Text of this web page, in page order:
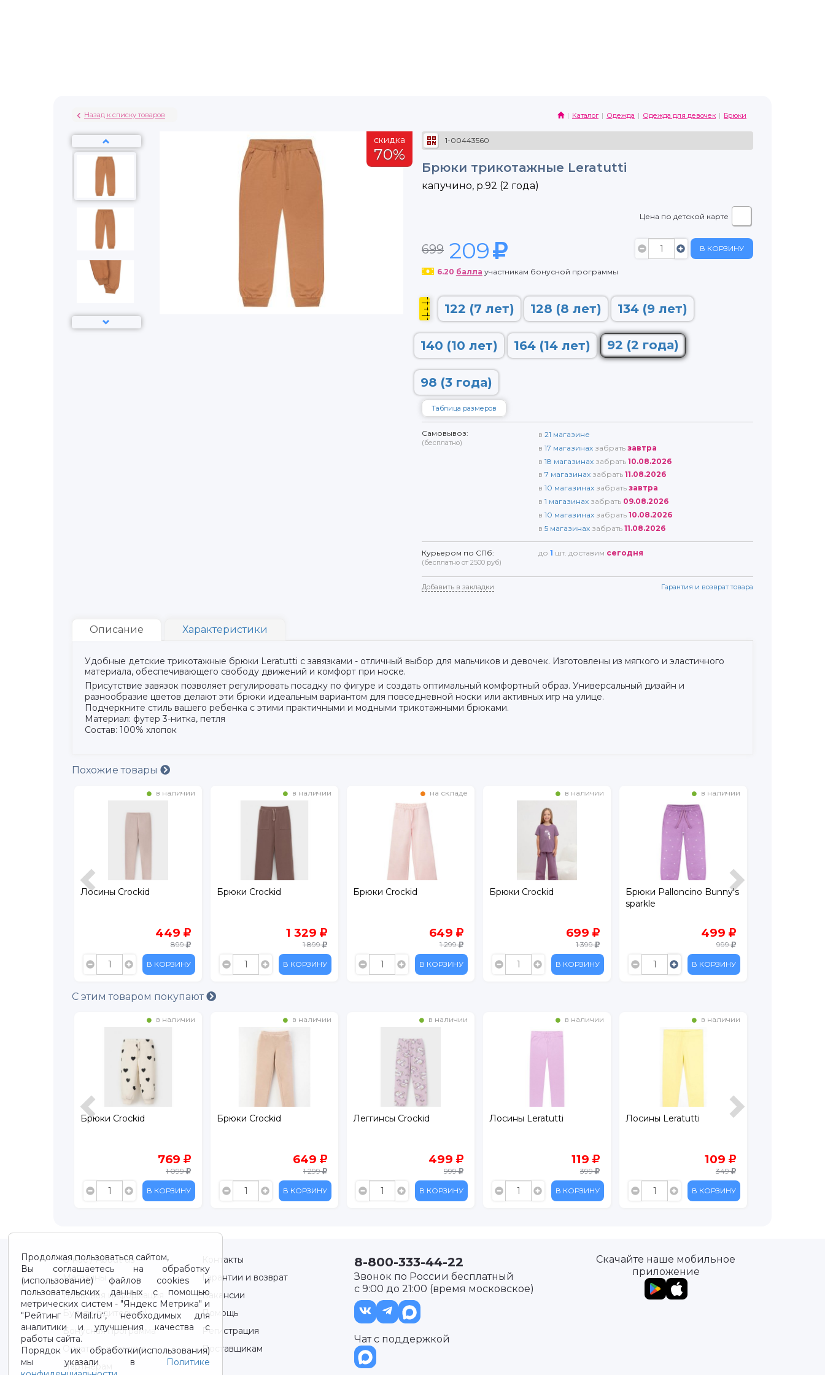
Назад к списку товаров Каталог Одежда Одежда для девочек Брюки
скидка
70%
1-00443560
Брюки трикотажные Leratutti
капучино, р.92 (2 года)
Цена по детской карте
699 209 В КОРЗИНУ
6.20 балла участникам бонусной программы
122 (7 лет) 128 (8 лет) 134 (9 лет)
140 (10 лет) 164 (14 лет) 92 (2 года)
98 (3 года)
Таблица размеров
Самовывоз:
(бесплатно)
в 21 магазине
в 17 магазинах забрать завтра
в 18 магазинах забрать 10.08.2026
в 7 магазинах забрать 11.08.2026
в 10 магазинах забрать завтра
в 1 магазинах забрать 09.08.2026
в 10 магазинах забрать 10.08.2026
в 5 магазинах забрать 11.08.2026
Курьером по СПб:
(бесплатно от 2500 руб)
до 1 шт. доставим сегодня
Добавить в закладки Гарантия и возврат товара
Описание Характеристики
Удобные детские трикотажные брюки Leratutti с завязками - отличный выбор для мальчиков и девочек. Изготовлены из мягкого и эластичного
материала, обеспечивающего свободу движений и комфорт при носке.
Присутствие завязок позволяет регулировать посадку по фигуре и создать оптимальный комфортный образ. Универсальный дизайн и
разнообразие цветов делают эти брюки идеальным вариантом для повседневной носки или активных игр на улице.
Подчеркните стиль вашего ребенка с этими практичными и модными трикотажными брюками.
Материал: футер 3-нитка, петля
Состав: 100% хлопок
Похожие товары
в наличии
Лосины Crockid
449
899
В КОРЗИНУ
в наличии
Брюки Crockid
1 329
1 899
В КОРЗИНУ
на складе
Брюки Crockid
649
1 299
В КОРЗИНУ
в наличии
Брюки Crockid
699
1 399
В КОРЗИНУ
в наличии
Брюки Palloncino Bunny's
sparkle
499
999
В КОРЗИНУ
С этим товаром покупают
в наличии
Брюки Crockid
769
1 099
В КОРЗИНУ
в наличии
Брюки Crockid
649
1 299
В КОРЗИНУ
в наличии
Леггинсы Crockid
499
999
В КОРЗИНУ
в наличии
Лосины Leratutti
119
399
В КОРЗИНУ
в наличии
Лосины Leratutti
109
349
В КОРЗИНУ
Продолжая пользоваться сайтом,
Вы соглашаетесь на обработку
(использование) файлов cookies и
пользовательских данных с помощью
метрических систем - "Яндекс Метрика" и
"Рейтинг Mail.ru“, необходимых для
аналитики и улучшения качества с
работы сайта.
Порядок их обработки(использования)
мы указали в Политике
О нас / About us
Контакты
Магазины
Гарантии и возврат
Правовая информация
Вакансии
Будьте бдительны!
Помощь
Бонусная программа
Регистрация
Оплата и доставка
Поставщикам
Партнерам
8-800-333-44-22
Звонок по России бесплатный
с 9:00 до 21:00 (время московское)
Чат с поддержкой
Скачайте наше мобильное
приложение